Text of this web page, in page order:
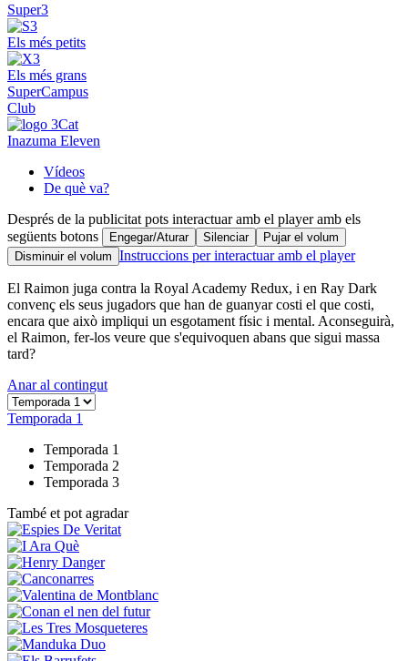
Super3
Els més petits
Els més grans
SuperCampus
Club
Inazuma Eleven
Vídeos
De què va?
Després de la publicitat pots interactuar amb el player amb els
següents botons
Engegar/Aturar Silenciar
Pujar el volum
Disminuir el volum Instruccions per interactuar amb el player
El Raimon juga contra la Royal Academy Redux, i en Ray Dark
convenç els seus jugadors que han de guanyar costi el que costi,
encara que això impliqui un esgotament físic i mental. Aconseguirà,
el Raimon, fer-los veure que s'equivoquen abans que sigui massa
tard?
Anar al contingut
Temporada 1
Temporada 1
Temporada 2
Temporada 3
També et pot agradar